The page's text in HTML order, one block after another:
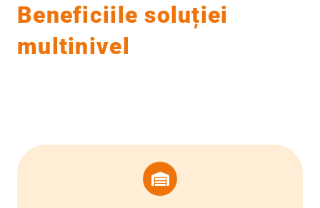
Beneficiile soluției
multinivel